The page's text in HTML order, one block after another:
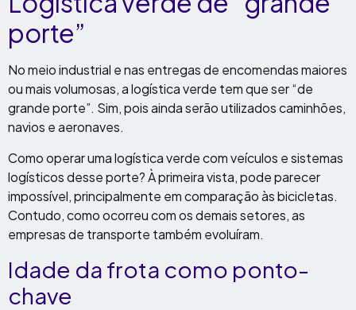
porte”
No meio industrial e nas entregas de encomendas maiores
ou mais volumosas, a logística verde tem que ser “de
grande porte”. Sim, pois ainda serão utilizados caminhões,
navios e aeronaves.
Como operar uma logística verde com veículos e sistemas
logísticos desse porte? À primeira vista, pode parecer
impossível, principalmente em comparação às bicicletas.
Contudo, como ocorreu com os demais setores, as
empresas de transporte também evoluíram.
Idade da frota como ponto-
chave